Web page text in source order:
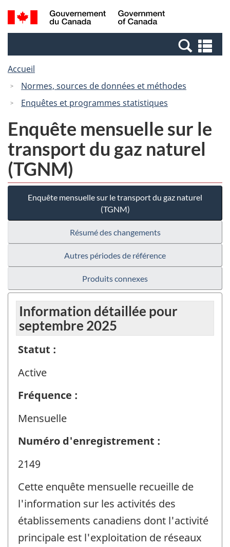
Passer
au
Passer
à
Canada
Recherche
et
et
Accueil
Normes, sources de données et méthodes
Enquêtes et programmes statistiques
Enquête mensuelle sur le
transport du gaz naturel
(TGNM)
Enquête mensuelle sur le transport du gaz naturel
(TGNM)
Résumé des changements
Autres périodes de référence
Produits connexes
Information détaillée pour
septembre 2025
Statut :
Active
Fréquence :
Mensuelle
Numéro d'enregistrement :
2149
Cette enquête mensuelle recueille de
l'information sur les activités des
établissements canadiens dont l'activité
principale est l'exploitation de réseaux